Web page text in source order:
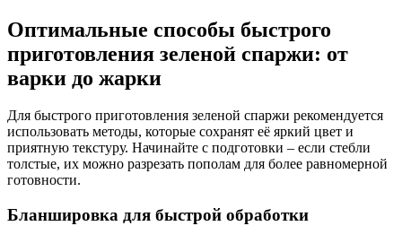
Оптимальные способы быстрого
приготовления зеленой спаржи: от
варки до жарки
Для быстрого приготовления зеленой спаржи рекомендуется
использовать методы, которые сохранят её яркий цвет и
приятную текстуру. Начинайте с подготовки – если стебли
толстые, их можно разрезать пополам для более равномерной
готовности.
Бланшировка для быстрой обработки